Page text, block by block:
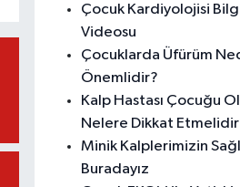
Çocuk Kardiyolojisi
Videosu
Çocuklarda Üfürüm
Önemlidir?
Kalp Hastası Çocuğu
Nelere Dikkat
Minik Kalplerimizin
Buradayız